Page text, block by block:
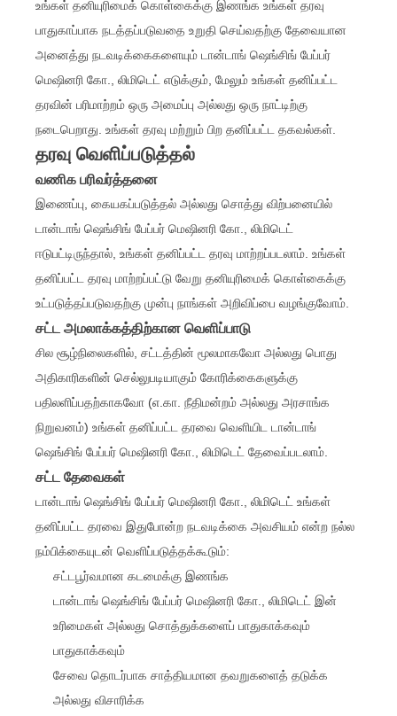
உங்கள் தனியுரிமைக் கொள்கைக்கு இணங்க உங்கள் தரவு
பாதுகாப்பாக நடத்தப்படுவதை உறுதி செய்வதற்கு தேவையான
அனைத்து நடவடிக்கைகளையும் டான்டாங் ஷெங்சிங் பேப்பர்
மெஷினரி கோ., லிமிடெட் எடுக்கும், மேலும் உங்கள் தனிப்பட்ட
தரவின் பரிமாற்றம் ஒரு அமைப்பு அல்லது ஒரு நாட்டிற்கு
நடைபெறாது. உங்கள் தரவு மற்றும் பிற தனிப்பட்ட தகவல்கள்.
தரவு வெளிப்படுத்தல்
வணிக பரிவர்த்தனை
இணைப்பு, கையகப்படுத்தல் அல்லது சொத்து விற்பனையில்
டான்டாங் ஷெங்சிங் பேப்பர் மெஷினரி கோ., லிமிடெட்
ஈடுபட்டிருந்தால், உங்கள் தனிப்பட்ட தரவு மாற்றப்படலாம். உங்கள்
தனிப்பட்ட தரவு மாற்றப்பட்டு வேறு தனியுரிமைக் கொள்கைக்கு
உட்படுத்தப்படுவதற்கு முன்பு நாங்கள் அறிவிப்பை வழங்குவோம்.
சட்ட அமலாக்கத்திற்கான வெளிப்பாடு
சில சூழ்நிலைகளில், சட்டத்தின் மூலமாகவோ அல்லது பொது
அதிகாரிகளின் செல்லுபடியாகும் கோரிக்கைகளுக்கு
பதிலளிப்பதற்காகவோ (எ.கா. நீதிமன்றம் அல்லது அரசாங்க
நிறுவனம்) உங்கள் தனிப்பட்ட தரவை வெளியிட டான்டாங்
ஷெங்சிங் பேப்பர் மெஷினரி கோ., லிமிடெட் தேவைப்படலாம்.
சட்ட தேவைகள்
டான்டாங் ஷெங்சிங் பேப்பர் மெஷினரி கோ., லிமிடெட் உங்கள்
தனிப்பட்ட தரவை இதுபோன்ற நடவடிக்கை அவசியம் என்ற நல்ல
நம்பிக்கையுடன் வெளிப்படுத்தக்கூடும்:
சட்டபூர்வமான கடமைக்கு இணங்க
டான்டாங் ஷெங்சிங் பேப்பர் மெஷினரி கோ., லிமிடெட் இன்
உரிமைகள் அல்லது சொத்துக்களைப் பாதுகாக்கவும்
பாதுகாக்கவும்
சேவை தொடர்பாக சாத்தியமான தவறுகளைத் தடுக்க
அல்லது விசாரிக்க